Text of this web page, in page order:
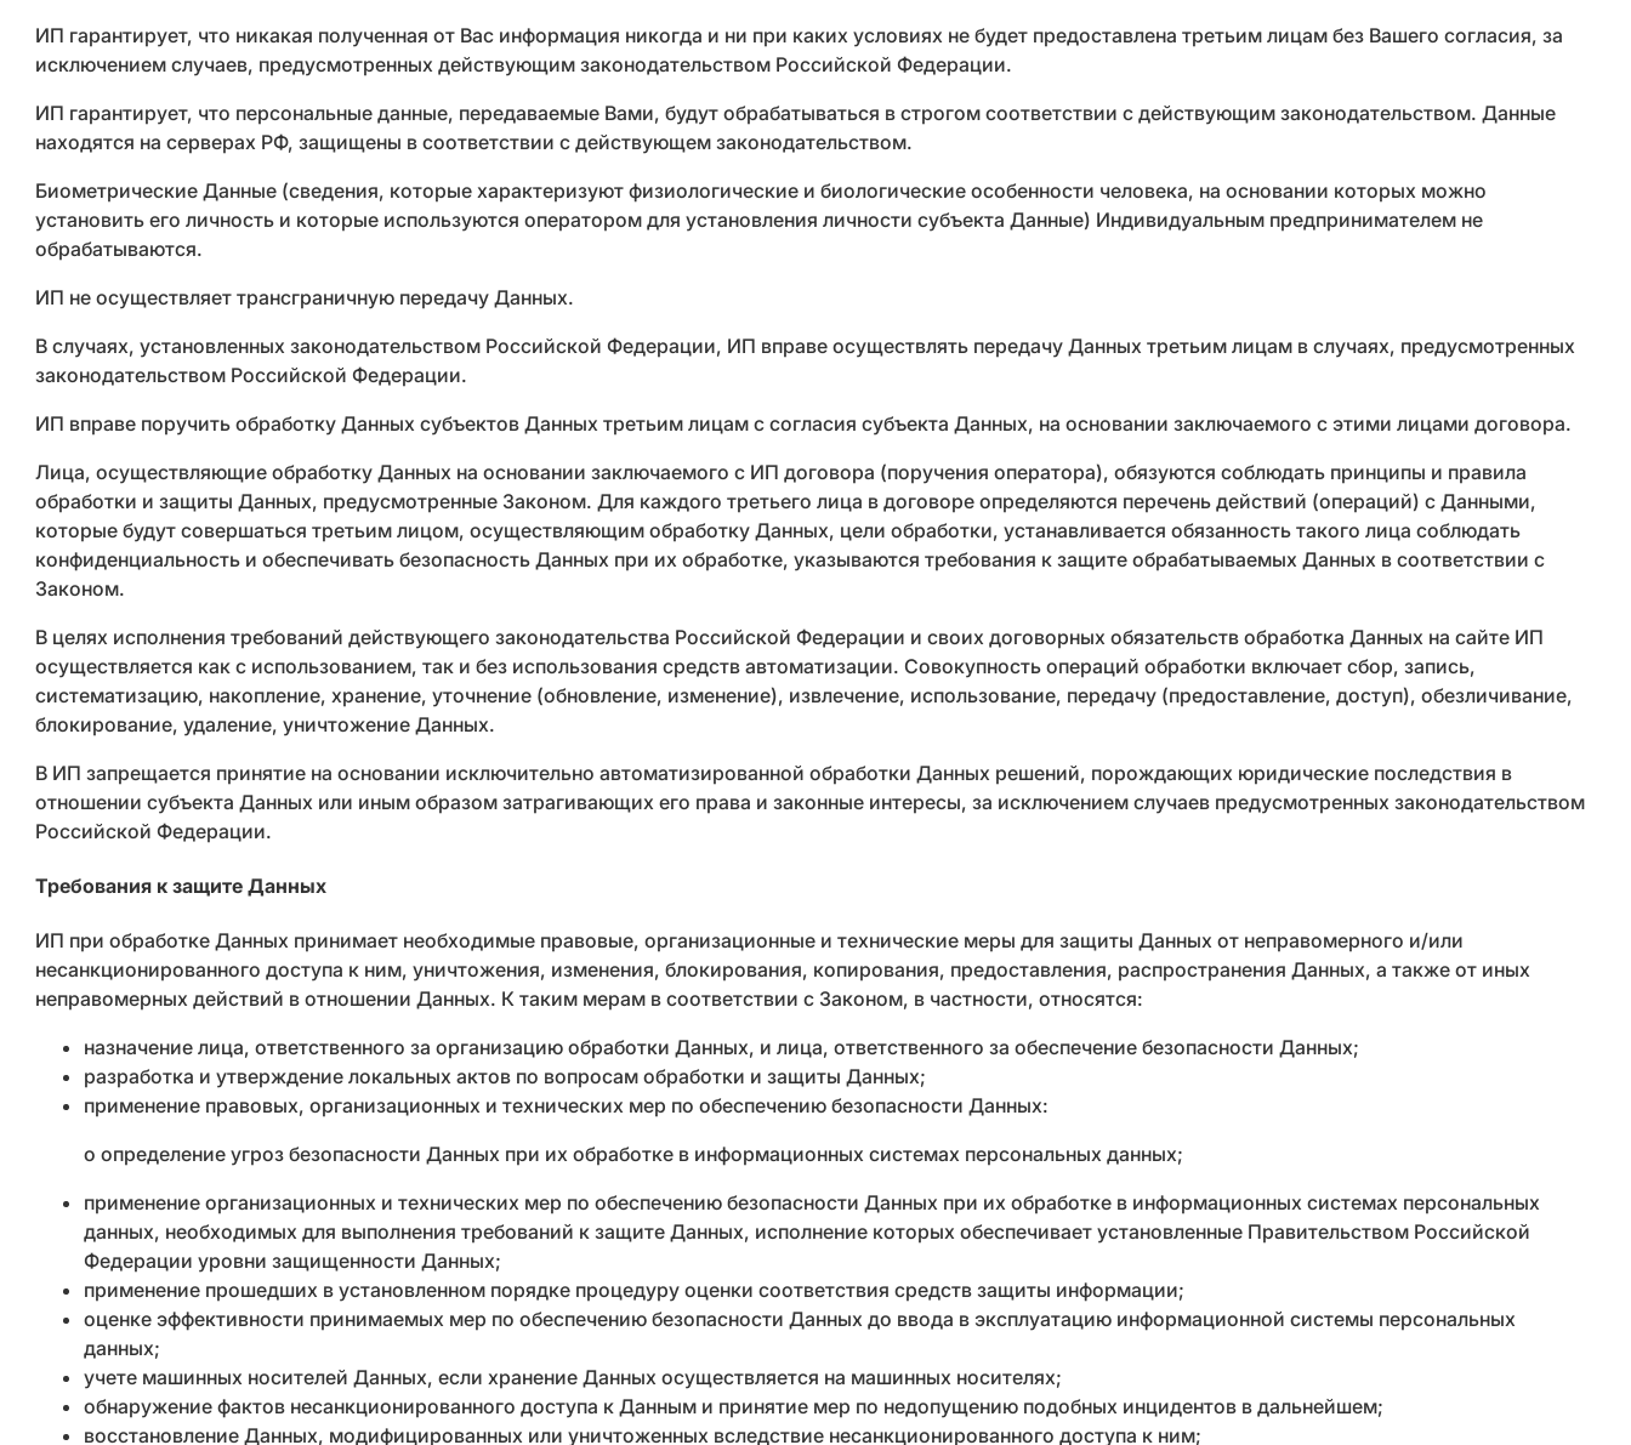
ИП гарантирует, что никакая полученная от Вас информация никогда и ни при каких условиях не будет предоставлена третьим лицам без Вашего согласия, за
исключением случаев, предусмотренных действующим законодательством Российской Федерации.
ИП гарантирует, что персональные данные, передаваемые Вами, будут обрабатываться в строгом соответствии с действующим законодательством. Данные
находятся на серверах РФ, защищены в соответствии с действующем законодательством.
Биометрические Данные (сведения, которые характеризуют физиологические и биологические особенности человека, на основании которых можно
установить его личность и которые используются оператором для установления личности субъекта Данные) Индивидуальным предпринимателем не
обрабатываются.
ИП не осуществляет трансграничную передачу Данных.
В случаях, установленных законодательством Российской Федерации, ИП вправе осуществлять передачу Данных третьим лицам в случаях, предусмотренных
законодательством Российской Федерации.
ИП вправе поручить обработку Данных субъектов Данных третьим лицам с согласия субъекта Данных, на основании заключаемого с этими лицами договора.
Лица, осуществляющие обработку Данных на основании заключаемого с ИП договора (поручения оператора), обязуются соблюдать принципы и правила
обработки и защиты Данных, предусмотренные Законом. Для каждого третьего лица в договоре определяются перечень действий (операций) с Данными,
которые будут совершаться третьим лицом, осуществляющим обработку Данных, цели обработки, устанавливается обязанность такого лица соблюдать
конфиденциальность и обеспечивать безопасность Данных при их обработке, указываются требования к защите обрабатываемых Данных в соответствии с
Законом.
В целях исполнения требований действующего законодательства Российской Федерации и своих договорных обязательств обработка Данных на сайте ИП
осуществляется как с использованием, так и без использования средств автоматизации. Совокупность операций обработки включает сбор, запись,
систематизацию, накопление, хранение, уточнение (обновление, изменение), извлечение, использование, передачу (предоставление, доступ), обезличивание,
блокирование, удаление, уничтожение Данных.
В ИП запрещается принятие на основании исключительно автоматизированной обработки Данных решений, порождающих юридические последствия в
отношении субъекта Данных или иным образом затрагивающих его права и законные интересы, за исключением случаев предусмотренных законодательством
Российской Федерации.
Требования к защите Данных
ИП при обработке Данных принимает необходимые правовые, организационные и технические меры для защиты Данных от неправомерного и/или
несанкционированного доступа к ним, уничтожения, изменения, блокирования, копирования, предоставления, распространения Данных, а также от иных
неправомерных действий в отношении Данных. К таким мерам в соответствии с Законом, в частности, относятся:
назначение лица, ответственного за организацию обработки Данных, и лица, ответственного за обеспечение безопасности Данных;
разработка и утверждение локальных актов по вопросам обработки и защиты Данных;
применение правовых, организационных и технических мер по обеспечению безопасности Данных:
o определение угроз безопасности Данных при их обработке в информационных системах персональных данных;
применение организационных и технических мер по обеспечению безопасности Данных при их обработке в информационных системах персональных
данных, необходимых для выполнения требований к защите Данных, исполнение которых обеспечивает установленные Правительством Российской
Федерации уровни защищенности Данных;
применение прошедших в установленном порядке процедуру оценки соответствия средств защиты информации;
оценке эффективности принимаемых мер по обеспечению безопасности Данных до ввода в эксплуатацию информационной системы персональных
данных;
учете машинных носителей Данных, если хранение Данных осуществляется на машинных носителях;
обнаружение фактов несанкционированного доступа к Данным и принятие мер по недопущению подобных инцидентов в дальнейшем;
восстановление Данных, модифицированных или уничтоженных вследствие несанкционированного доступа к ним;